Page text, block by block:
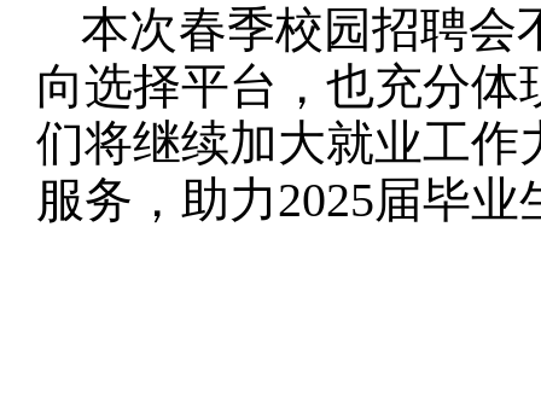
本次春季校园招聘会
向选择平台，也充分
们将继续加大就业工作
服务，助力2025届毕业